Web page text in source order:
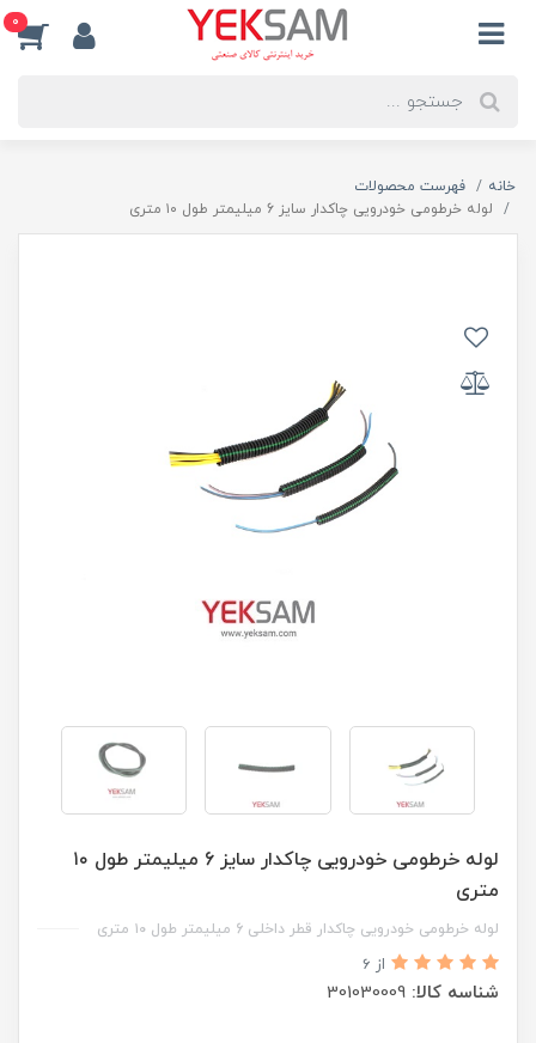
0
خانه
فهرست محصولات
لوله خرطومی خودرویی چاکدار سایز 6 میلیمتر طول ۱۰ متری
لوله خرطومی خودرویی چاکدار سایز 6 میلیمتر طول ۱۰
متری
لوله خرطومی خودرویی چاکدار قطر داخلی 6 میلیمتر طول ۱۰ متری
از 6
شناسه کالا: 301030009